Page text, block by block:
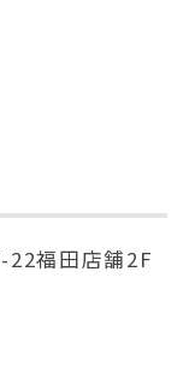
22福田店舗2F